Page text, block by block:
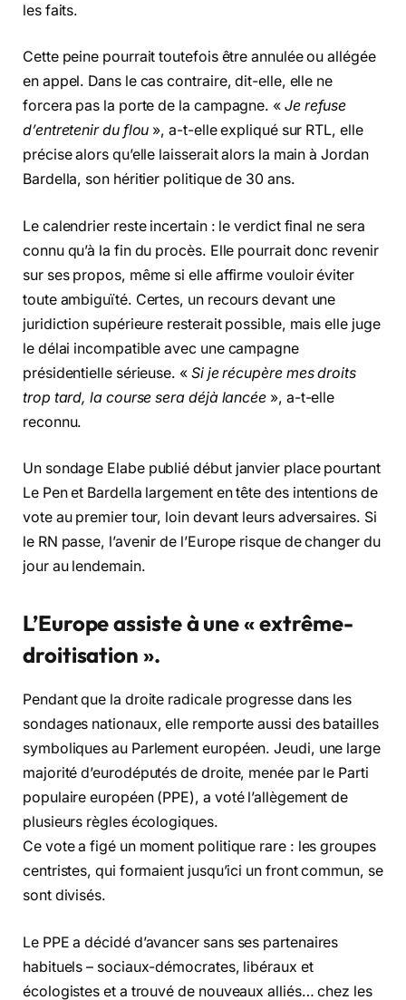
les faits.
Cette peine pourrait toutefois être annulée ou allégée
en appel. Dans le cas contraire, dit-elle, elle ne
forcera pas la porte de la campagne. «Je refuse
d’entretenir du flou », a-t-elle expliqué sur RTL, elle
précise alors qu’elle laisserait alors la main à Jordan
Bardella, son héritier politique de 30 ans.
Le calendrier reste incertain : le verdict final ne sera
connu qu’à la fin du procès. Elle pourrait donc revenir
sur ses propos, même si elle affirme vouloir éviter
toute ambiguïté. Certes, un recours devant une
juridiction supérieure resterait possible, mais elle juge
le délai incompatible avec une campagne
présidentielle sérieuse. « Si je récupère mes droits
trop tard, la course sera déjà lancée », a-t-elle
reconnu.
Un sondage Elabe publié début janvier place pourtant
Le Pen et Bardella largement en tête des intentions de
vote au premier tour, loin devant leurs adversaires. Si
le RN passe, l’avenir de l’Europe risque de changer du
jour au lendemain.
L’Europe assiste à une « extrême-
droitisation ».
Pendant que la droite radicale progresse dans les
sondages nationaux, elle remporte aussi des batailles
symboliques au Parlement européen. Jeudi, une large
majorité d’eurodéputés de droite, menée par le Parti
populaire européen (PPE), a voté l’allègement de
plusieurs règles écologiques.
Ce vote a figé un moment politique rare : les groupes
centristes, qui formaient jusqu’ici un front commun, se
sont divisés.
Le PPE a décidé d’avancer sans ses partenaires
habituels – sociaux-démocrates, libéraux et
écologistes et a trouvé de nouveaux alliés… chez les